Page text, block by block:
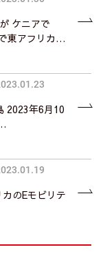
ケニアで
東アフリカ…
2023年6月10
のEモビリテ